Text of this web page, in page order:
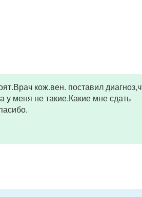
кож.вен. поставил
меня не такие.Какие мне сдать